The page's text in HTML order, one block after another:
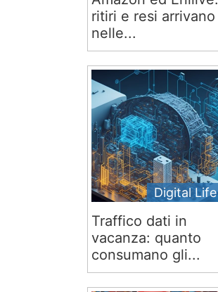
ritiri e resi arrivano
nelle...
Digital Life
Traffico dati in
vacanza: quanto
consumano gli...